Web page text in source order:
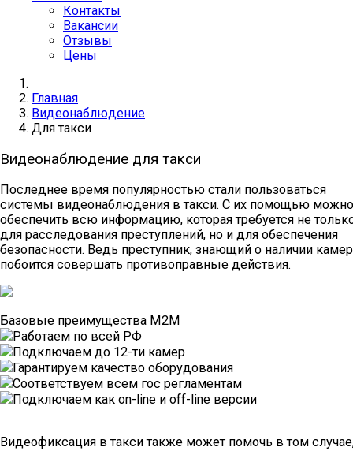
Контакты
Вакансии
Отзывы
Цены
Главная
Видеонаблюдение
Для такси
Видеонаблюдение для такси
Последнее время популярностью стали пользоваться
системы видеонаблюдения в такси. С их помощью можно
обеспечить всю информацию, которая требуется не
для расследования преступлений, но и для обеспечения
безопасности. Ведь преступник, знающий о наличии
побоится совершать противоправные действия.
Базовые преимущества М2М
Работаем по всей РФ
Подключаем до 12-ти камер
Гарантируем качество оборудования
Соответствуем всем гос регламентам
Подключаем как on-line и off-line версии
Видеофиксация в такси также может помочь в том